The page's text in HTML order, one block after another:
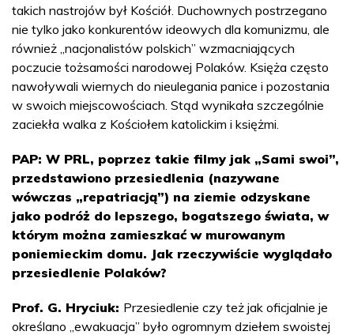
takich nastrojów był Kościół. Duchownych postrzegano
nie tylko jako konkurentów ideowych dla komunizmu, ale
również „nacjonalistów polskich” wzmacniających
poczucie tożsamości narodowej Polaków. Księża często
nawoływali wiernych do nieulegania panice i pozostania
w swoich miejscowościach. Stąd wynikała szczególnie
zaciekła walka z Kościołem katolickim i księżmi.
PAP: W PRL, poprzez takie filmy jak „Sami swoi”,
przedstawiono przesiedlenia (nazywane
wówczas „repatriacją”) na ziemie odzyskane
jako podróż do lepszego, bogatszego świata, w
którym można zamieszkać w murowanym
poniemieckim domu. Jak rzeczywiście wyglądało
przesiedlenie Polaków?
Prof. G. Hryciuk: Przesiedlenie czy też jak oficjalnie je
określano „ewakuacja” było ogromnym dziełem swoistej